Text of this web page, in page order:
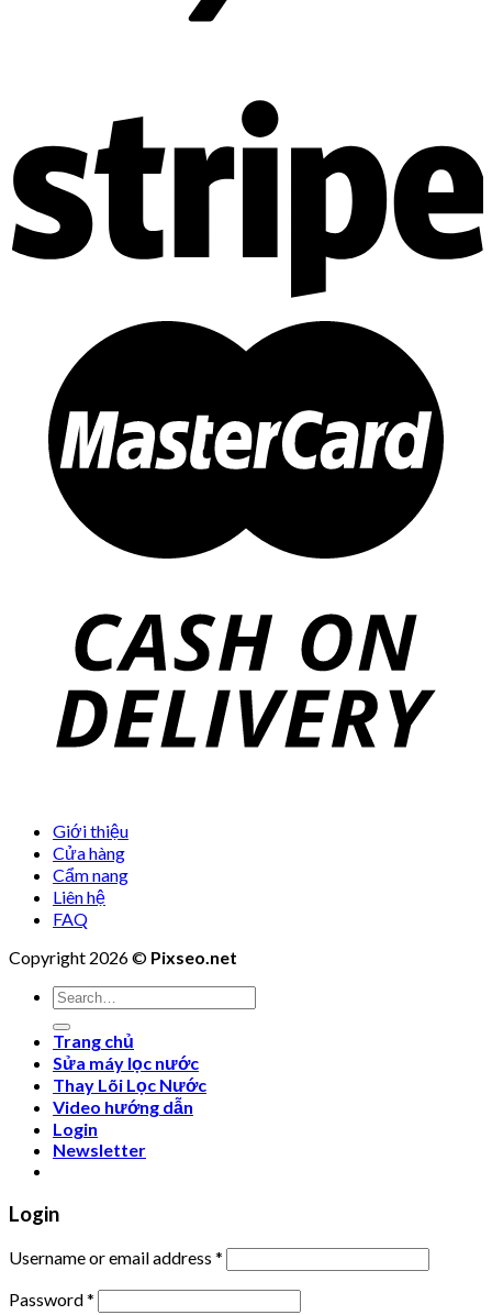
Giới thiệu
Cửa hàng
Cẩm nang
Liên hệ
FAQ
Copyright 2026 © Pixseo.net
Search
for:
Trang chủ
Sửa máy lọc nước
Thay Lõi Lọc Nước
Video hướng dẫn
Login
Newsletter
Login
Username or email address *
Password*